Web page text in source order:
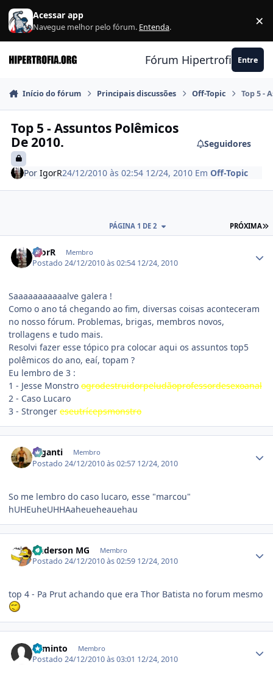
Ir para conteúdo
Acessar app
Navegue melhor pelo fórum. Entenda. ×
Fórum Hipertrofia.org
Entre
Início do fórum Principais discussões Off-Topic Top 5 -
Top 5 - Assuntos Polêmicos
De 2010.
Seguidores
PorIgorR24/12/2010 às 02:54 12/24, 2010 EmOff-Topic
PRÓXIMA
PÁGINA 1 DE 2
IgorR Membro
Postado24/12/2010 às 02:54 12/24, 2010
Saaaaaaaaaaalve galera !
Como o ano tá chegando ao fim, diversas coisas aconteceram
no nosso fórum. Problemas, brigas, membros novos,
trollagens e tudo mais.
Resolvi fazer esse tópico pra colocar aqui os assuntos top5
polêmicos do ano, eaí, topam ?
Eu lembro de 3 :
1 - Jesse Monstro ogrodestruidorpeludãoprofessordesexoanal
2 - Caso Lucaro
3 - Stronger eseutrícepsmonstro
Giganti Membro
Postado24/12/2010 às 02:57 12/24, 2010
So me lembro do caso lucaro, esse "marcou"
hUHEuheUHHAaheueheauehau
Anderson MG Membro
Postado24/12/2010 às 02:59 12/24, 2010
top 4 - Pa Prut achando que era Thor Batista no forum mesmo
Faminto Membro
Postado24/12/2010 às 03:01 12/24, 2010